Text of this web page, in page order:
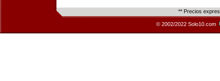
** Precios
© 2002/2022 Solo10.com